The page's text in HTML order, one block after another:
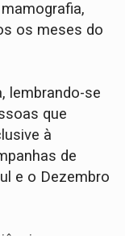
os meses do
lembrando-se
que
à
de
e o Dezembro